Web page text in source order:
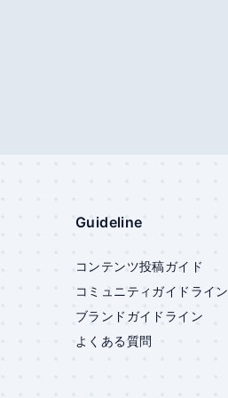
Guideline
コンテンツ投稿ガイド
コミュニティガイドライン
ブランドガイドライン
よくある質問